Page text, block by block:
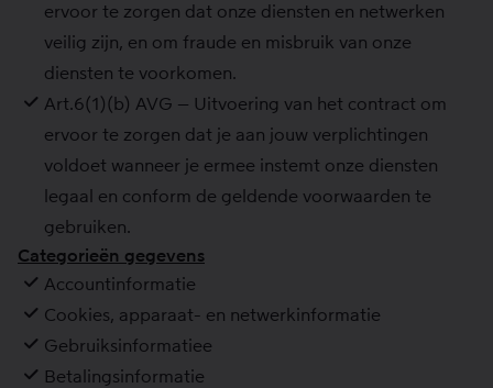
ervoor te zorgen dat onze diensten en netwerken
veilig zijn, en om fraude en misbruik van onze
diensten te voorkomen.
Art.6(1)(b) AVG – Uitvoering van het contract om
ervoor te zorgen dat je aan jouw verplichtingen
voldoet wanneer je ermee instemt onze diensten
legaal en conform de geldende voorwaarden te
gebruiken.
Categorieën gegevens
Accountinformatie
Cookies, apparaat- en netwerkinformatie
Gebruiksinformatiee
Betalingsinformatie